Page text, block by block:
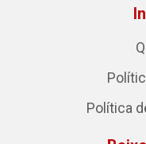
Política